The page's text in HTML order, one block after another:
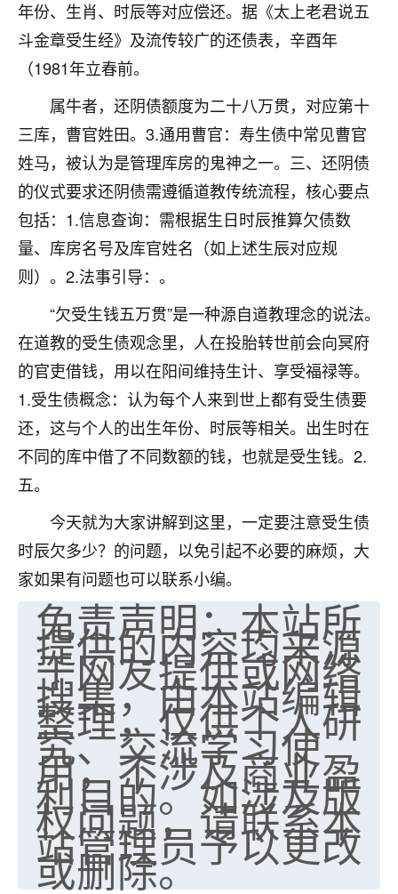
年份、生肖、时辰等对应偿还。据《太上老君说五
斗金章受生经》及流传较广的还债表，辛酉年
（1981年立春前。
属牛者，还阴债额度为二十八万贯，对应第十
三库，曹官姓田。3.通用曹官：寿生债中常见曹官
姓马，被认为是管理库房的鬼神之一。三、还阴债
的仪式要求还阴债需遵循道教传统流程，核心要点
包括：1.信息查询：需根据生日时辰推算欠债数
量、库房名号及库官姓名（如上述生辰对应规
则）。2.法事引导：。
“欠受生钱五万贯”是一种源自道教理念的说法。
在道教的受生债观念里，人在投胎转世前会向冥府
的官吏借钱，用以在阳间维持生计、享受福禄等。
1.受生债概念：认为每个人来到世上都有受生债要
还，这与个人的出生年份、时辰等相关。出生时在
不同的库中借了不同数额的钱，也就是受生钱。2.
五。
今天就为大家讲解到这里，一定要注意受生债
时辰欠多少？的问题，以免引起不必要的麻烦，大
家如果有问题也可以联系小编。
免责声明：本站所
提供的内容均来源
于网友提供或网络
搜集，由本站编辑
整理，仅供个人研
究、交流学习使
用，不涉及商业盈
利目的。如涉及版
权问题，请联系本
站管理员予以更改
或删除。
果问题。今年以来，身体比以前好多，主要是心情好
了，老师说境随心转，现在深有体会了。
鹿森：是的，其实跟老师聊过之后，最大的感
触，首先就是心态会变好，万般皆是命，半点
不由人！
1天前 来自四川 9
金白水清
我也想找老师看看，有没有人给个联系方式的啊？
鹿森：慧来老师微信：gjsy0624
1天前 来自江西
青春168
我也想要，我也想要！
2天前 来自山西
Jessica李
老师做不做超度法事？我想给我奶奶做超度，她今年
七零老顽童：我母亲前年离世，刚开始我经常
做梦梦见她，后来也是朋友介绍，找到慧来老
师，安排了超度法事，做梦再也没有梦到过
了，一开始是半信半疑的，图个心安，给亡母
超度，现在看来，人不信也不行。
2天前 来自云南 11
优秀的张同学
老师收徒吗？？我对这些很感兴趣
2天前 来自山西 15